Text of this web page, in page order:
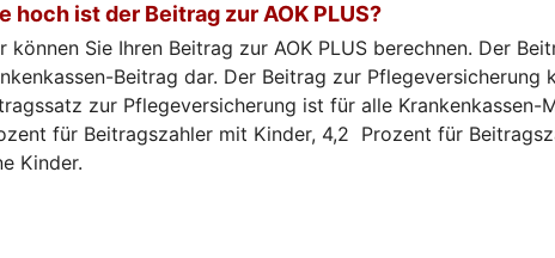
hoch ist der Beitrag zur AOK PLUS?
können Sie Ihren Beitrag zur AOK PLUS berechnen. Der
Beitrag dar. Der Beitrag zur Pflegeversicherung
zur Pflegeversicherung ist für alle Krankenkassen-
für Beitragszahler mit Kinder, 4,2 Prozent für
Kinder.